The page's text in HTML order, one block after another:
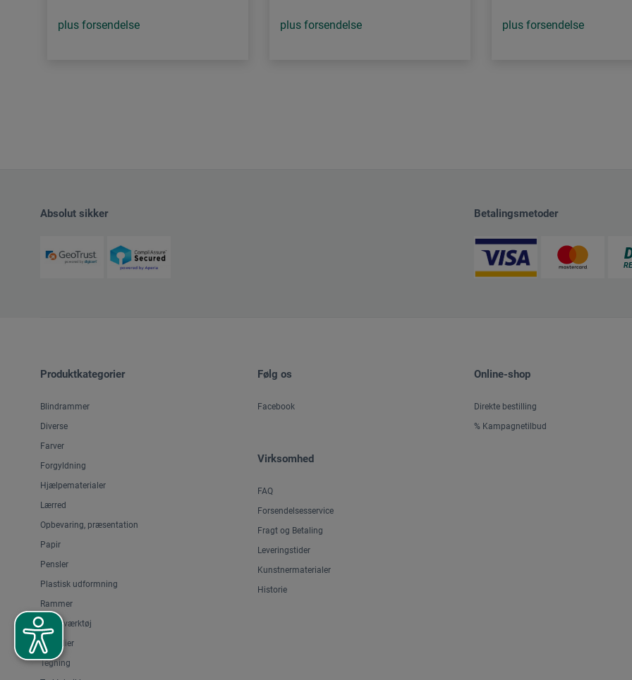
plus forsendelse plus forsendelse plus forsendelse
Absolut sikker Betalingsmetoder
Produktkategorier
Blindrammer
Diverse
Farver
Forgyldning
Hjælpematerialer
Lærred
Opbevaring, præsentation
Papir
Pensler
Plastisk udformning
Rammer
Skæreværktøj
Staffelier
Tegning
Følg os
Facebook
Virksomhed
FAQ
Forsendelsesservice
Fragt og Betaling
Leveringstider
Kunstnermaterialer
Historie
Online-shop
Direkte bestilling
% Kampagnetilbud